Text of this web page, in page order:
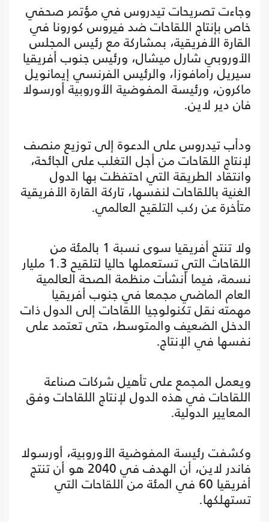
وجاءت تصريحات تيدروس في مؤتمر صحفي
خاص بإنتاج اللقاحات ضد فيروس كورونا في
القارة الأفريقية، بمشاركة مع رئيس المجلس
الأوروبي شارل ميشال، ورئيس جنوب أفريقيا
سيريل رامافوزا، والرئيس الفرنسي إيمانويل
ماكرون، ورئيسة المفوضية الأوروبية أورسولا
فان دير لاين.
ودأب تيدروس على الدعوة إلى توزيع منصف
لإنتاج اللقاحات من أجل التغلب على الجائحة،
وانتقاد الطريقة التي احتفظت بها الدول
الغنية باللقاحات لنفسها، تاركة القارة الأفريقية
متأخرة عن ركب التلقيح العالمي.
ولا تنتج أفريقيا سوى نسبة 1 بالمئة من
اللقاحات التي تستعملها حاليا لتلقيح 1.3 مليار
نسمة، فيما أنشأت منظمة الصحة العالمية
العام الماضي مجمعا في جنوب أفريقيا
مهمته نقل تكنولوجيا اللقاحات إلى الدول ذات
الدخل الضعيف والمتوسط، حتى تعتمد على
نفسها في الإنتاج.
ويعمل المجمع على تأهيل شركات صناعة
اللقاحات في هذه الدول لإنتاج اللقاحات وفق
المعايير الدولية.
وكشفت رئيسة المفوضية الأوروبية، أورسولا
فاندر لاين، أن الهدف في 2040 هو أن تنتج
أفريقيا 60 في المئة من اللقاحات التي
تستهلكها.